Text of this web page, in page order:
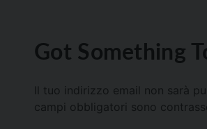
Got Something
Il tuo indirizzo email non sarà
campi obbligatori sono